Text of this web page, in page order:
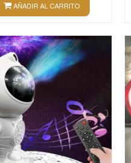
AÑADIR AL CARRITO